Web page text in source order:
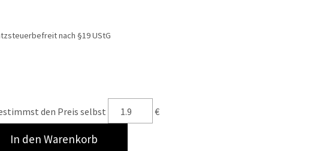
nach §19 UStG
den Preis selbst €
In den Warenkorb